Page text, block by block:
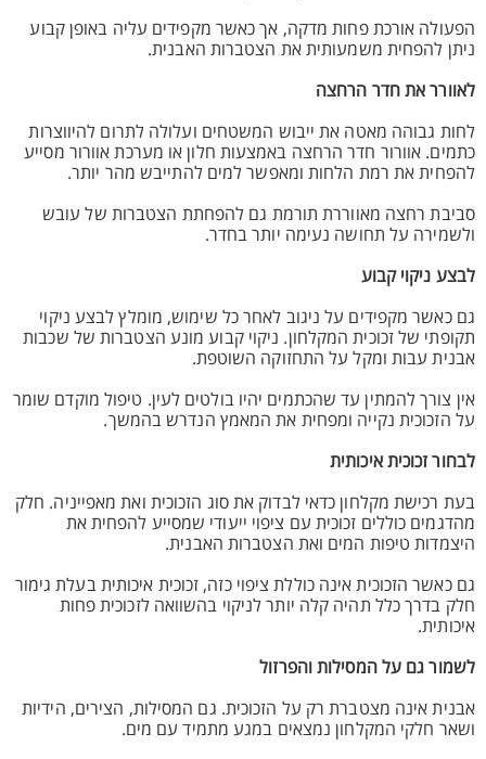
הפעולה אורכת פחות מדקה, אך כאשר מקפידים עליה באופן קבוע
ניתן להפחית משמעותית את הצטברות האבנית.
לאוורר את חדר הרחצה
לחות גבוהה מאטה את ייבוש המשטחים ועלולה לתרום להיווצרות
כתמים. אוורור חדר הרחצה באמצעות חלון או מערכת אוורור מסייע
להפחית את רמת הלחות ומאפשר למים להתייבש מהר יותר.
סביבת רחצה מאווררת תורמת גם להפחתת הצטברות של עובש
ולשמירה על תחושה נעימה יותר בחדר.
לבצע ניקוי קבוע
גם כאשר מקפידים על ניגוב לאחר כל שימוש, מומלץ לבצע ניקוי
תקופתי של זכוכית המקלחון. ניקוי קבוע מונע הצטברות של שכבות
אבנית עבות ומקל על התחזוקה השוטפת.
אין צורך להמתין עד שהכתמים יהיו בולטים לעין. טיפול מוקדם שומר
על הזכוכית נקייה ומפחית את המאמץ הנדרש בהמשך.
לבחור זכוכית איכותית
בעת רכישת מקלחון כדאי לבדוק את סוג הזכוכית ואת מאפייניה. חלק
מהדגמים כוללים זכוכית עם ציפוי ייעודי שמסייע להפחית את
היצמדות טיפות המים ואת הצטברות האבנית.
גם כאשר הזכוכית אינה כוללת ציפוי כזה, זכוכית איכותית בעלת גימור
חלק בדרך כלל תהיה קלה יותר לניקוי בהשוואה לזכוכית פחות
איכותית.
לשמור גם על המסילות והפרזול
אבנית אינה מצטברת רק על הזכוכית. גם המסילות, הצירים, הידיות
ושאר חלקי המקלחון נמצאים במגע מתמיד עם מים.